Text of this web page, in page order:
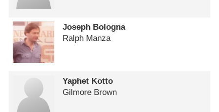
Joseph Bologna
Ralph Manza
Yaphet Kotto
Gilmore Brown